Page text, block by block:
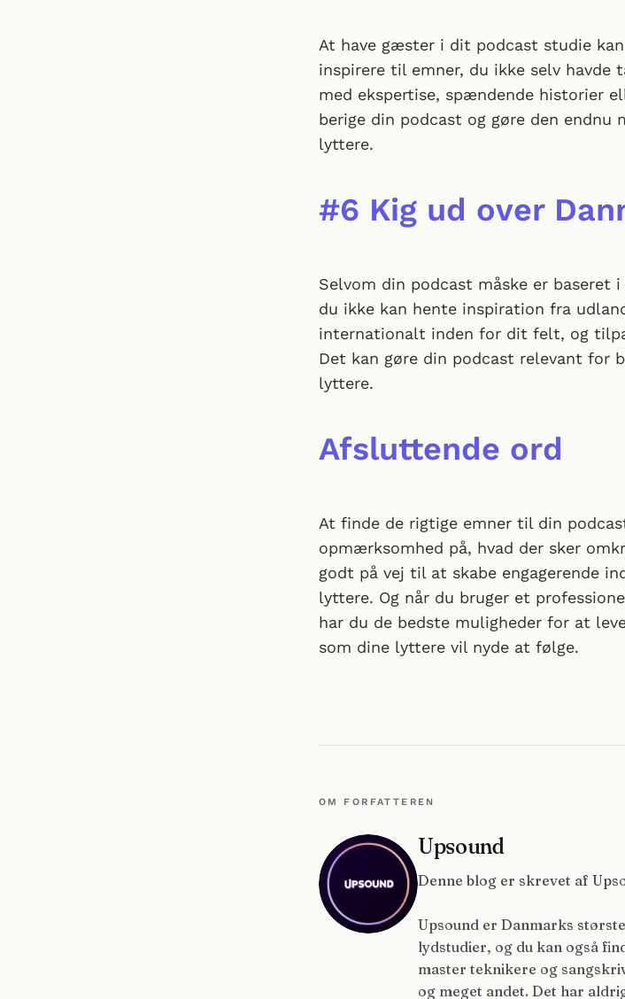
At have gæster i dit podcast studie
inspirere til emner, du ikke selv
med ekspertise, spændende historier
berige din podcast og gøre den endnu
lyttere.
#6 Kig ud over
Selvom din podcast måske er baseret
du ikke kan hente inspiration fra
internationalt inden for dit felt, og
Det kan gøre din podcast relevant for
lyttere.
Afsluttende ord
At finde de rigtige emner til din
opmærksomhed på, hvad der sker
godt på vej til at skabe engagerende
lyttere. Og når du bruger et
har du de bedste muligheder for at
som dine lyttere vil nyde at følge.
OM FORFATTEREN
Upsound
Denne blog er skrevet af
Upsound er Danmarks
lydstudier, og du kan også
master teknikere og
og meget andet. Det har